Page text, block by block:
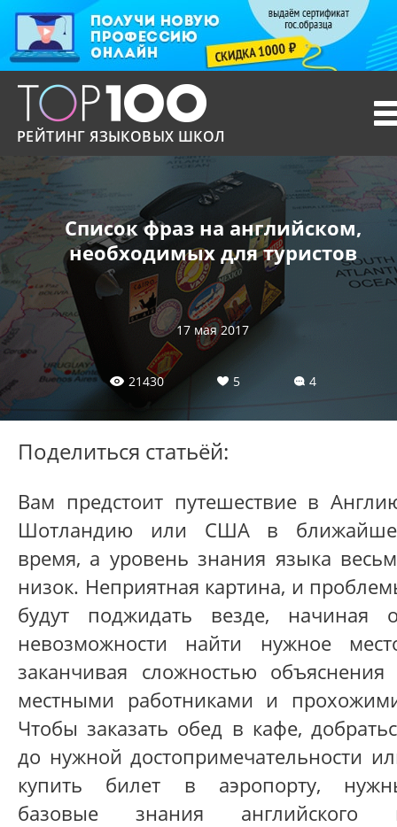
РЕЙТИНГ ЯЗЫКОВЫХ ШКОЛ
Список фраз на английском,
необходимых для туристов
17 мая 2017
21430 5 4
Поделиться статьёй:
Вам предстоит путешествие в
Шотландию или США в
время, а уровень знания языка
низок. Неприятная картина, и
будут поджидать везде, начиная
невозможности найти нужное
заканчивая сложностью объяснения
местными работниками и
Чтобы заказать обед в кафе,
до нужной достопримечательности
купить билет в аэропорту,
базовые знания английского